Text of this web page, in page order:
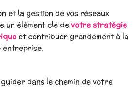
et la gestion de vos réseaux
un élément clé devotre stratégie
et contribuer grandement à la
entreprise.
dans le chemin de votre